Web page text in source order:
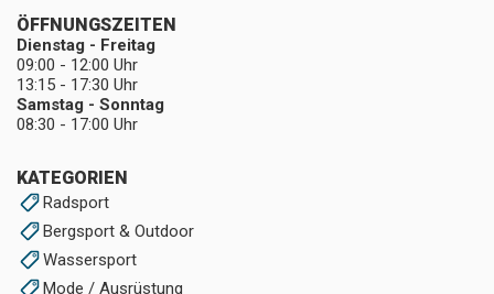
KATEGORIEN
Radsport
Bergsport & Outdoor
Wassersport
Mode / Ausrüstung
ÖFFNUNGSZEITEN
Dienstag - Freitag
09:00 - 12:00 Uhr
13:15 - 17:30 Uhr
Samstag - Sonntag
08:30 - 17:00 Uhr